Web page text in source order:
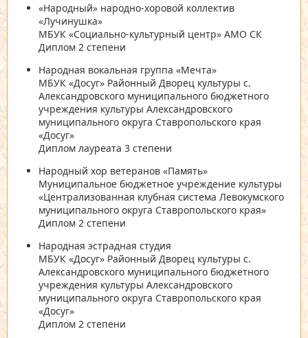
«Народный» народно-хоровой коллектив
«Лучинушка»
МБУК «Социально-культурный центр» АМО СК
Диплом 2 степени
Народная вокальная группа «Мечта»
МБУК «Досуг» Районный Дворец культуры с.
Александровского муниципального бюджетного
учреждения культуры Александровского
муниципального округа Ставропольского края
«Досуг»
Диплом лауреата 3 степени
Народный хор ветеранов «Память»
Муниципальное бюджетное учреждение культуры
«Централизованная клубная система Левокумского
муниципального округа Ставропольского края»
Диплом 2 степени
Народная эстрадная студия
МБУК «Досуг» Районный Дворец культуры с.
Александровского муниципального бюджетного
учреждения культуры Александровского
муниципального округа Ставропольского края
«Досуг»
Диплом 2 степени